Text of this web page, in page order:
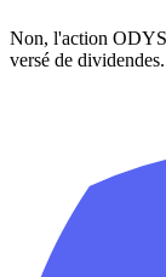
Non, l'action
versé de dividendes.